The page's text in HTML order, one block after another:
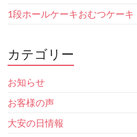
1段ホールケーキおむつケーキ
カテゴリー
お知らせ
お客様の声
大安の日情報